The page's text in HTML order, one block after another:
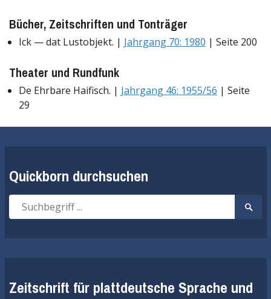
Bücher, Zeitschriften und Tonträger
Ick — dat Lustobjekt. | Jahrgang 70: 1980 | Seite 200
Theater und Rundfunk
De Ehrbare Haifisch. | Jahrgang 46: 1955/56 | Seite
29
Quickborn durchsuchen
Suche
nach:
Suche
Zeitschrift für plattdeutsche Sprache und